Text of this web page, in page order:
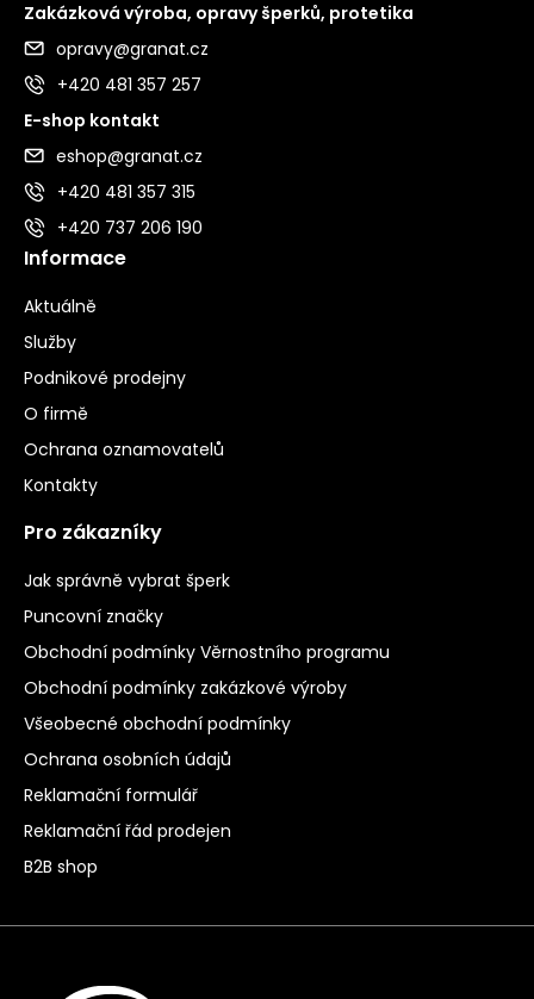
Zakázková výroba, opravy šperků, protetika
opravy@granat.cz
+420 481 357 257
E-shop kontakt
eshop@granat.cz
+420 481 357 315
+420 737 206 190
Informace
Aktuálně
Služby
Podnikové prodejny
O firmě
Ochrana oznamovatelů
Kontakty
Pro zákazníky
Jak správně vybrat šperk
Puncovní značky
Obchodní podmínky Věrnostního programu
Obchodní podmínky zakázkové výroby
Všeobecné obchodní podmínky
Ochrana osobních údajů
Reklamační formulář
Reklamační řád prodejen
B2B shop